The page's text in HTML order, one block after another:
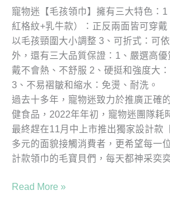
寵物迷【毛孩領巾】擁有三大特色：
紅格紋+乳牛款）：正反兩面皆可穿
以毛孩頸圍大小調整 3、可折式：可
外，還有三大品質保證：1、嚴選高
戴不會熱、不舒服 2、硬挺和強度大
3、不易褶皺和縮水：免燙、耐洗。
過去十多年，寵物迷致力於推廣正確
健食品，2022年年初，寵物迷團隊耗
最終趕在11月中上市推出獨家設計款
多元的面貌接觸消費者，更希望每一
計款領巾的毛寶貝們，每天都神采奕
寵
物
領
巾
2
步
驟
輕
鬆
搭
Read More »